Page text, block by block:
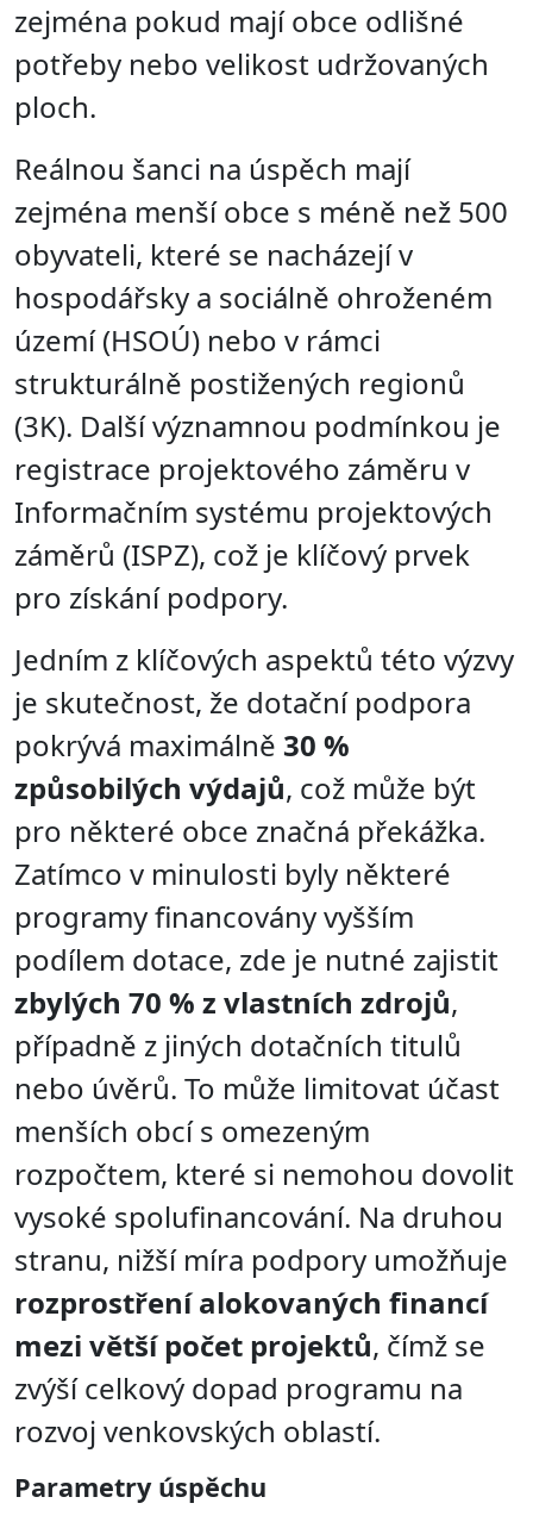
zejména pokud mají obce odlišné
potřeby nebo velikost udržovaných
ploch.
Reálnou šanci na úspěch mají
zejména menší obce s méně než 500
obyvateli, které se nacházejí v
hospodářsky a sociálně ohroženém
území (HSOÚ) nebo v rámci
strukturálně postižených regionů
(3K). Další významnou podmínkou je
registrace projektového záměru v
Informačním systému projektových
záměrů (ISPZ), což je klíčový prvek
pro získání podpory.
Jedním z klíčových aspektů této výzvy
je skutečnost, že dotační podpora
pokrývá maximálně 30 %
způsobilých výdajů, což může být
pro některé obce značná překážka.
Zatímco v minulosti byly některé
programy financovány vyšším
podílem dotace, zde je nutné zajistit
zbylých 70 % z vlastních zdrojů,
případně z jiných dotačních titulů
nebo úvěrů. To může limitovat účast
menších obcí s omezeným
rozpočtem, které si nemohou dovolit
vysoké spolufinancování. Na druhou
stranu, nižší míra podpory umožňuje
rozprostření alokovaných financí
mezi větší počet projektů, čímž se
zvýší celkový dopad programu na
rozvoj venkovských oblastí.
Parametry úspěchu